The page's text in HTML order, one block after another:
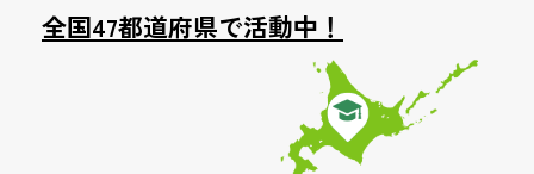
全国47都道府県で活動中！